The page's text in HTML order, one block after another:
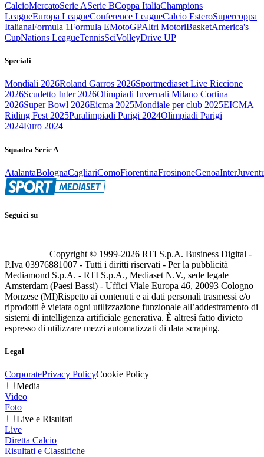
CalcioMercatoSerie ASerie BCoppa ItaliaChampions
LeagueEuropa LeagueConference LeagueCalcio EsteroSupercoppa
ItalianaFormula 1Formula EMotoGPAltri MotoriBasketAmerica's
CupNations LeagueTennisSciVolleyDrive UP
Speciali
Mondiali 2026Roland Garros 2026Sportmediaset Live Riccione
2026Scudetto Inter 2026Olimpiadi Invernali Milano Cortina
2026Super Bowl 2026Eicma 2025Mondiale per club 2025EICMA
Riding Fest 2025Paralimpiadi Parigi 2024Olimpiadi Parigi
2024Euro 2024
Squadra Serie A
AtalantaBolognaCagliariComoFiorentinaFrosinoneGenoaInter
Seguici su
Copyright © 1999-2026 RTI S.p.A. Business Digital -
P.Iva 03976881007 - Tutti i diritti riservati - Per la pubblicità
Mediamond S.p.A. - RTI S.p.A., Mediaset N.V., sede legale
Amsterdam (Paesi Bassi) - Uffici Viale Europa 46, 20093 Cologno
Monzese (MI)Rispetto ai contenuti e ai dati personali trasmessi e/o
riprodotti è vietata ogni utilizzazione funzionale all’addestramento di
sistemi di intelligenza artificiale generativa. È altresì fatto divieto
espresso di utilizzare mezzi automatizzati di data scraping.
Legal
CorporatePrivacy PolicyCookie Policy
Media
Video
Foto
Live e Risultati
Live
Diretta Calcio
Risultati e Classifiche